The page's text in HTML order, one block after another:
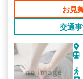
お見
交通